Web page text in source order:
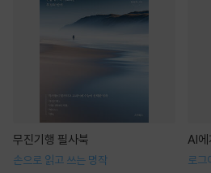
무진기행 필사북
손으로 읽고 쓰는 명작
AI에
로그